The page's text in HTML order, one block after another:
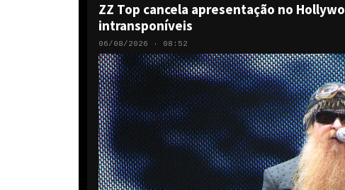
ZZ Top cancela apresentação no
intransponíveis
06/08/2026 · 08:52